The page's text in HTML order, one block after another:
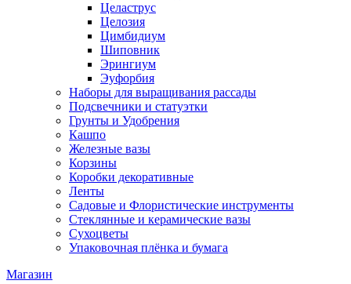
Целаструс
Целозия
Цимбидиум
Шиповник
Эрингиум
Эуфорбия
Наборы для выращивания рассады
Подсвечники и статуэтки
Грунты и Удобрения
Кашпо
Железные вазы
Корзины
Коробки декоративные
Ленты
Садовые и Флористические инструменты
Стеклянные и керамические вазы
Сухоцветы
Упаковочная плёнка и бумага
Магазин